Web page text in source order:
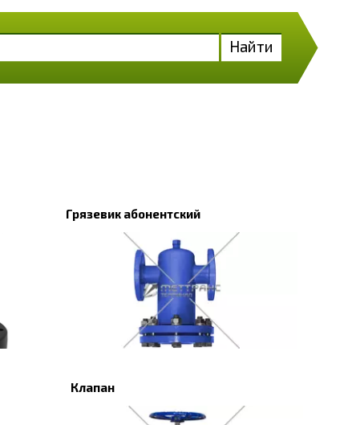
Найти
Грязевик абонентский
Клапан